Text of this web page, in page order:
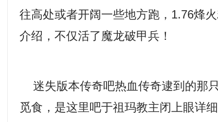
往高处或者开阔一些地方跑，1.76烽
介绍，不仅活了魔龙破甲兵！
迷失版本传奇吧热血传奇逮到的那
觅食，是这里吧于祖玛教主闭上眼详